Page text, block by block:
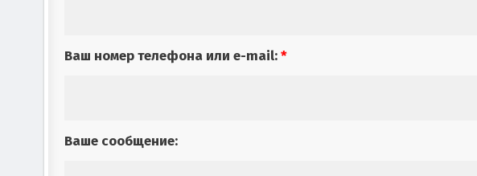
Ваш номер телефона или e-mail:*
Ваше сообщение: